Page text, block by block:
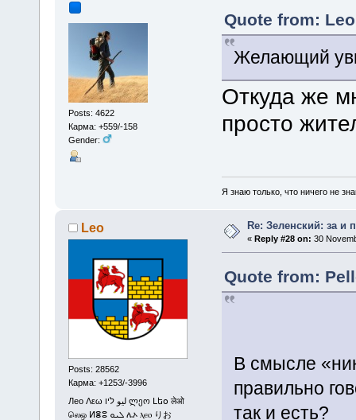
Posts: 4622
Карма: +559/-158
Gender:
Quote from:
Желающий
Откуда же
просто
Я знаю только, что ничего не
Leo
Posts: 28562
Карма: +1253/-3996
Лео Λεω ليو ליו ლეო Լեօ लेओ
லெஒ ⵍⴻⵓ ܠܝܘ ሌኦ ⲗⲉⲟ りお
Re: Зеленский: за и
«Reply #28 on: 30
Quote from:
В смысле
правильно
так и есть?